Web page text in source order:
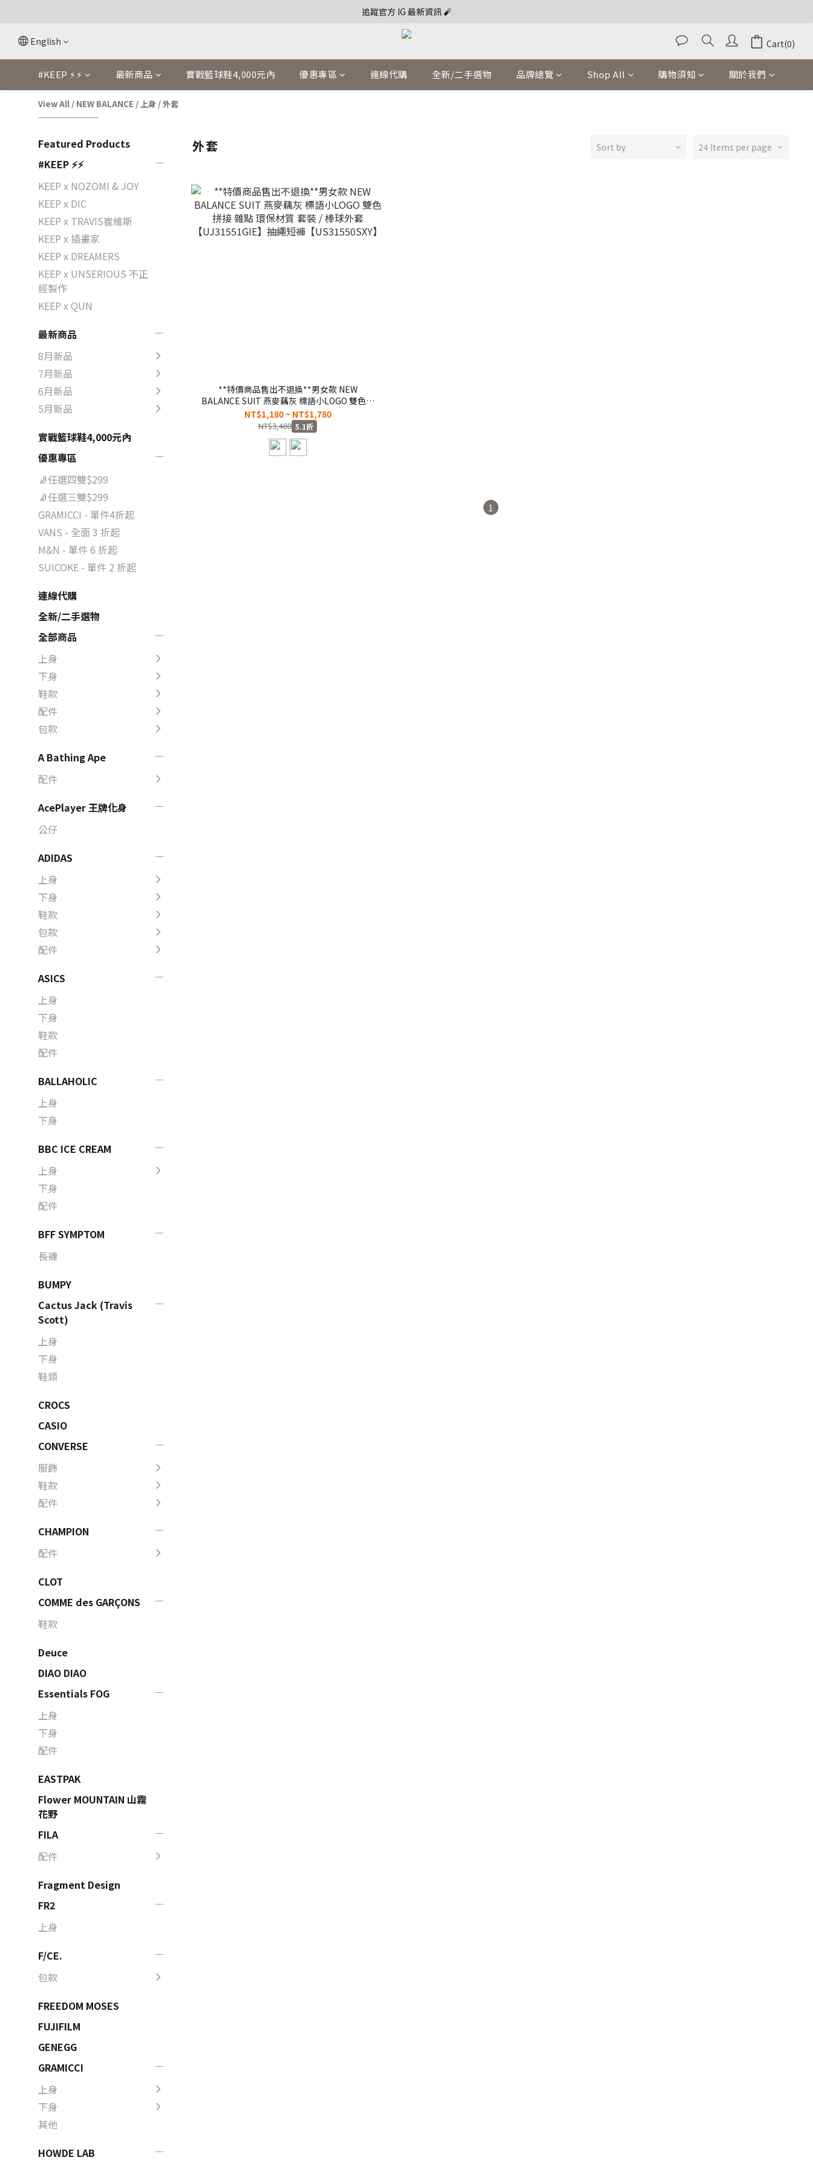
追蹤官方 IG 最新資訊 🧨
English Cart(0)
#KEEP ⚡⚡ 最新商品 實戰籃球鞋4,000元內 優惠專區 連線代購 全新/二手選物 品牌總覽 Shop All 購物須知 關於我們
View All / NEW BALANCE /上身 /外套
Featured Products
#KEEP ⚡⚡
KEEP x NOZOMI & JOY
KEEP x DIC
KEEP x TRAVIS崔維斯
KEEP x 插畫家
KEEP x DREAMERS
KEEP x UNSERIOUS 不正
經製作
KEEP x QUN
最新商品
8月新品
7月新品
6月新品
5月新品
實戰籃球鞋4,000元內
優惠專區
🧦任選四雙$299
🧦任選三雙$299
GRAMICCI - 單件4折起
VANS - 全面 3 折起
M&N - 單件 6 折起
SUICOKE - 單件 2 折起
連線代購
全新/二手選物
全部商品
上身
下身
鞋款
配件
包款
A Bathing Ape
配件
AcePlayer 王牌化身
公仔
ADIDAS
上身
下身
鞋款
包款
配件
ASICS
上身
下身
鞋款
配件
BALLAHOLIC
上身
下身
BBC ICE CREAM
上身
下身
配件
BFF SYMPTOM
長襪
BUMPY
Cactus Jack (Travis
Scott)
上身
下身
鞋類
CROCS
CASIO
CONVERSE
服飾
鞋款
配件
CHAMPION
配件
CLOT
COMME des GARÇONS
鞋款
Deuce
DIAO DIAO
Essentials FOG
上身
下身
配件
EASTPAK
Flower MOUNTAIN 山霧
花野
FILA
配件
Fragment Design
FR2
上身
F/CE.
包款
FREEDOM MOSES
FUJIFILM
GENEGG
GRAMICCI
上身
下身
其他
HOWDE LAB
外套 Sort by 24 Items per page
**特價商品售出不退換**男女款 NEW
BALANCE SUIT 燕麥藕灰 標語小LOGO 雙色拼
接 雜點 環保材質 套裝 / 棒球外套
【UJ31551GIE】抽繩短褲【US31550SXY】
NT$1,180 ~ NT$1,780
NT$3,480 5.1折
1